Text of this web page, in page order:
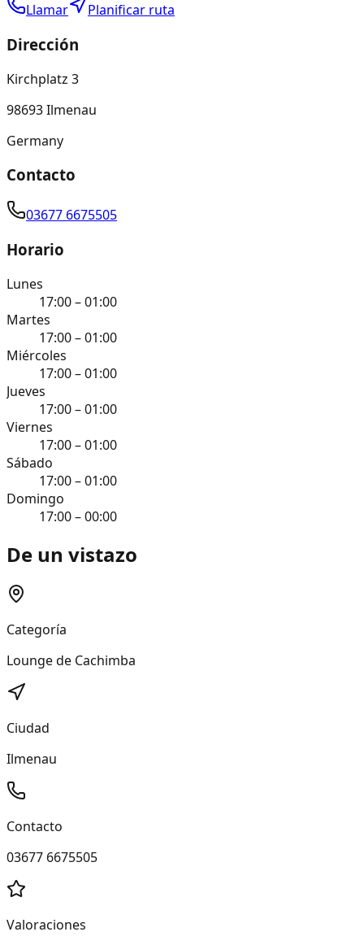
Llamar
Planificar ruta
Dirección
Kirchplatz 3
98693 Ilmenau
Germany
Contacto
03677 6675505
Horario
Lunes
17:00 – 01:00
Martes
17:00 – 01:00
Miércoles
17:00 – 01:00
Jueves
17:00 – 01:00
Viernes
17:00 – 01:00
Sábado
17:00 – 01:00
Domingo
17:00 – 00:00
De un vistazo
Categoría
Lounge de Cachimba
Ciudad
Ilmenau
Contacto
03677 6675505
Valoraciones